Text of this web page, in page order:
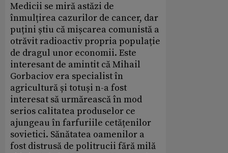
Medicii se miră astăzi de
înmulțirea cazurilor de cancer, dar
puțini știu că mișcarea comunistă a
otrăvit radioactiv propria populație
de dragul unor economii. Este
interesant de amintit că Mihail
Gorbaciov era specialist în
agricultură și totuși n-a fost
interesat să urmărească în mod
serios calitatea produselor ce
ajungeau în farfuriile cetățenilor
sovietici. Sănătatea oamenilor a
fost distrusă de politrucii fără milă